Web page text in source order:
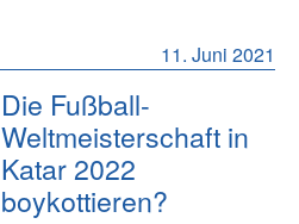
11. Juni 2021
Die Fußball-
Weltmeisterschaft in
Katar 2022
boykottieren?